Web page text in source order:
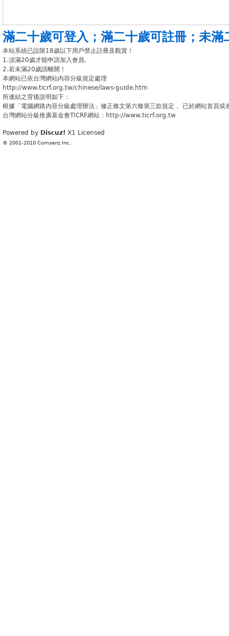
滿二十歲可登入 ； 滿二十歲可註冊 ； 未滿
本站系統已設限18歲以下用戶禁止註冊及觀賞！
1.須滿20歲才能申請加入會員.
2.若未滿20歲請離開！
本網站已依台灣網站內容分級規定處理
http://www.ticrf.org.tw/chinese/laws-guide.htm
所連結之背後說明如下：
根據「電腦網路內容分級處理辦法」修正條文第六條第三款規定， 已於網站首頁
台灣網站分級推廣基金會TICRF網站：http://www.ticrf.org.tw
Powered by Discuz! X1 Licensed
© 2001-2010 Comsenz Inc.